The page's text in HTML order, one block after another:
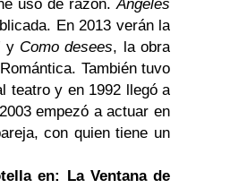
uso de razón.Ángeles
En 2013 verán la
y Como desees, la obra
También tuvo
teatro y en 1992 llegó a
empezó a actuar en
con quien tiene un
en: La Ventana de